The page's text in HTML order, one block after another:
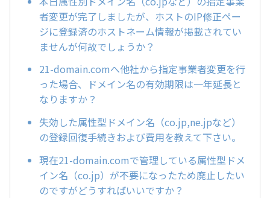
者変更が完了しましたが、ホストのIP修正ペー
ジに登録済のホストネーム情報が掲載されてい
ませんが何故でしょうか？
21-domain.comへ他社から指定事業者変更を行
った場合、ドメイン名の有効期限は一年延長と
なりますか？
失効した属性型ドメイン名（co.jp,ne.jpなど）
の登録回復手続きおよび費用を教えて下さい。
現在21-domain.comで管理している属性型ドメ
イン名（co.jp）が不要になったため廃止したい
のですがどうすればいいですか？